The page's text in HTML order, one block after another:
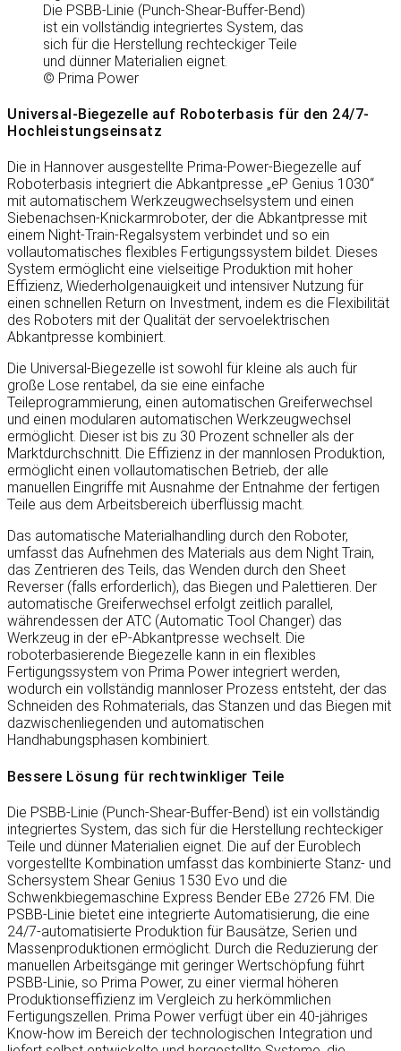
Die PSBB-Linie (Punch-Shear-Buffer-Bend)
ist ein vollständig integriertes System, das
sich für die Herstellung rechteckiger Teile
und dünner Materialien eignet.
© Prima Power
Universal-Biegezelle auf Roboterbasis für den 24/7-
Hochleistungseinsatz
Die in Hannover ausgestellte Prima-Power-Biegezelle auf
Roboterbasis integriert die Abkantpresse „eP Genius 1030“
mit automatischem Werkzeugwechselsystem und einen
Siebenachsen-Knickarmroboter, der die Abkantpresse mit
einem Night-Train-Regalsystem verbindet und so ein
vollautomatisches flexibles Fertigungssystem bildet. Dieses
System ermöglicht eine vielseitige Produktion mit hoher
Effizienz, Wiederholgenauigkeit und intensiver Nutzung für
einen schnellen Return on Investment, indem es die Flexibilität
des Roboters mit der Qualität der servoelektrischen
Abkantpresse kombiniert.
Die Universal-Biegezelle ist sowohl für kleine als auch für
große Lose rentabel, da sie eine einfache
Teileprogrammierung, einen automatischen Greiferwechsel
und einen modularen automatischen Werkzeugwechsel
ermöglicht. Dieser ist bis zu 30 Prozent schneller als der
Marktdurchschnitt. Die Effizienz in der mannlosen Produktion,
ermöglicht einen vollautomatischen Betrieb, der alle
manuellen Eingriffe mit Ausnahme der Entnahme der fertigen
Teile aus dem Arbeitsbereich überflüssig macht.
Das automatische Materialhandling durch den Roboter,
umfasst das Aufnehmen des Materials aus dem Night Train,
das Zentrieren des Teils, das Wenden durch den Sheet
Reverser (falls erforderlich), das Biegen und Palettieren. Der
automatische Greiferwechsel erfolgt zeitlich parallel,
währendessen der ATC (Automatic Tool Changer) das
Werkzeug in der eP-Abkantpresse wechselt. Die
roboterbasierende Biegezelle kann in ein flexibles
Fertigungssystem von Prima Power integriert werden,
wodurch ein vollständig mannloser Prozess entsteht, der das
Schneiden des Rohmaterials, das Stanzen und das Biegen mit
dazwischenliegenden und automatischen
Handhabungsphasen kombiniert.
Bessere Lösung für rechtwinkliger Teile
Die PSBB-Linie (Punch-Shear-Buffer-Bend) ist ein vollständig
integriertes System, das sich für die Herstellung rechteckiger
Teile und dünner Materialien eignet. Die auf der Euroblech
vorgestellte Kombination umfasst das kombinierte Stanz- und
Schersystem Shear Genius 1530 Evo und die
Schwenkbiegemaschine Express Bender EBe 2726 FM. Die
PSBB-Linie bietet eine integrierte Automatisierung, die eine
24/7-automatisierte Produktion für Bausätze, Serien und
Massenproduktionen ermöglicht. Durch die Reduzierung der
manuellen Arbeitsgänge mit geringer Wertschöpfung führt
PSBB-Linie, so Prima Power, zu einer viermal höheren
Produktionseffizienz im Vergleich zu herkömmlichen
Fertigungszellen. Prima Power verfügt über ein 40-jähriges
Know-how im Bereich der technologischen Integration und